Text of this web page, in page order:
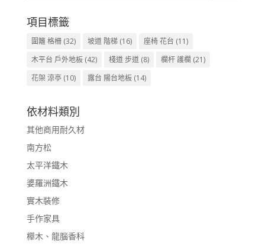
項目標籤
圍籬 格柵(32) 坡道 階梯(16) 座椅 花台 (11)
木平台 戶外地板(42) 棧道 步道(8) 欄杆 護欄 (21)
花架 涼亭(10) 露台 陽台地板(14)
依材料類別
其他商用耐久材
南方松
太平洋鐵木
婆羅洲鐵木
實木裝修
手作家具
櫸木、龍腦香科